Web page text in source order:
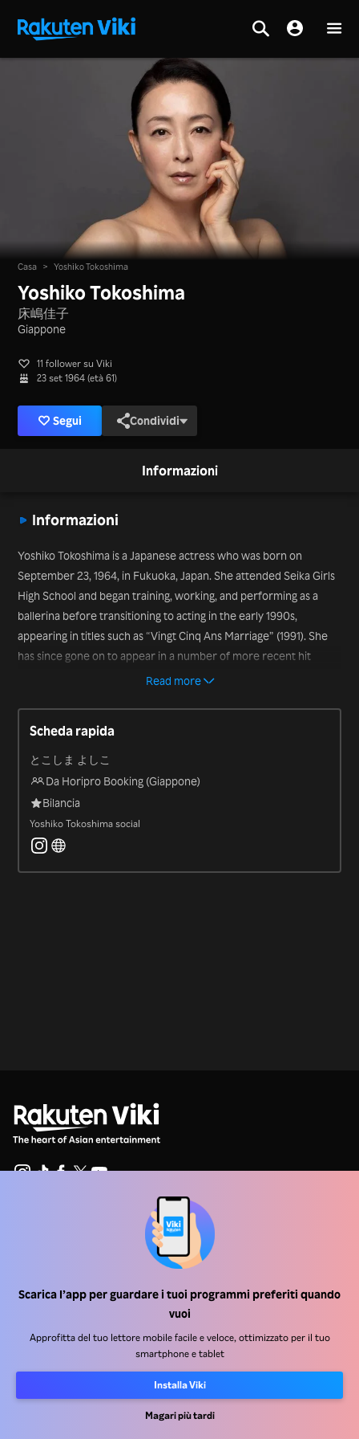
Scarica l’app per guardare i tuoi programmi preferiti quando
vuoi
Approfitta del tuo lettore mobile facile e veloce, ottimizzato per il tuo
smartphone e tablet
Installa Viki
Magari più tardi
Casa > Yoshiko Tokoshima
Yoshiko Tokoshima
床嶋佳子
Giappone
11 follower su Viki
23 set 1964 (età 61)
Segui Condividi
Informazioni
Informazioni
Yoshiko Tokoshima is a Japanese actress who was born on
September 23, 1964, in Fukuoka, Japan. She attended Seika Girls
High School and began training, working, and performing as a
ballerina before transitioning to acting in the early 1990s,
appearing in titles such as “Vingt Cinq Ans Marriage” (1991). She
has since gone on to appear in a number of more recent hit
drama series titles, including “Tokyo Sentimental” in 2016 and the
Read more
Scheda rapida
とこしま よしこ
Da Horipro Booking (Giappone)
Bilancia
Yoshiko Tokoshima social
Partner per la distribuzione
Centro stampa